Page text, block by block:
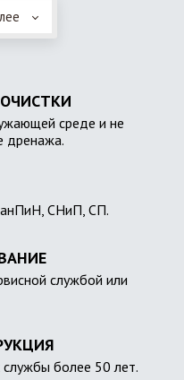
среде и не
дренажа.
СНиП, СП.
службой или
службы более 50 лет.